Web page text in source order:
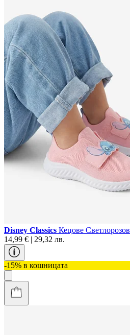
Disney Classics Кецове Светлорозов
14,99 € | 29,32 лв.
-15% в кошницата